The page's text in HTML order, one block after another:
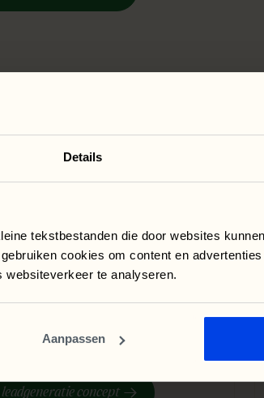
Details
tekstbestanden die door websites
cookies om content en
websiteverkeer te analyseren.
Aanpassen
op ieder touchpoint. Van
leadgeneratie concept